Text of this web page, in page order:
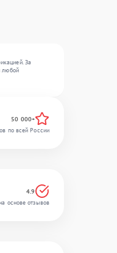
За
любой
50 000+
по всей России
4.9
основе отзывов